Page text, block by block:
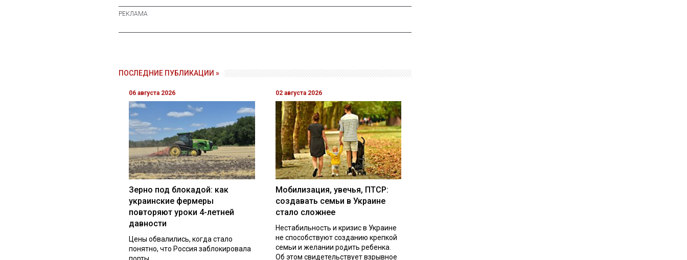
ПОСЛЕДНИЕ ПУБЛИКАЦИИ »
06 августа 2026
Зерно под блокадой: как
украинские фермеры
повторяют уроки 4-летней
давности
Цены обвалились, когда стало
понятно, что Россия заблокировала
порты
02 августа 2026
Мобилизация, увечья, ПТСР:
создавать семьи в Украине
стало сложнее
Нестабильность и кризис в Украине
не способствуют созданию крепкой
семьи и желании родить ребенка.
Об этом свидетельствует взрывное